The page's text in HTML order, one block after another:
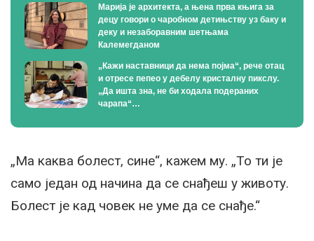
Марија је архитекта, а њена прва књига за
децу говори о чаробном детињству уз баку и
деку и незаборавним шетњама
Калемегданом
„Кажи наставници да нема појма“, рече отац
и отресе пепео у дебелу кристалну пикслу.
„Да ишта зна, не би ходала подераних
чарапа“…
„Ма каква болест, сине“, кажем му. „То ти је
само један од начина да се снађеш у животу.
Болест је кад човек не уме да се снађе.“